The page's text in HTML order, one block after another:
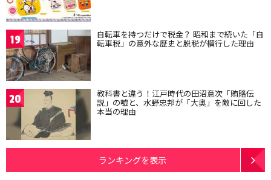
19 自転車を持つだけで税金？ 昭和まで続いた「自
転車税」の意外な歴史と脱税が横行した理由
20 教科書と違う！江戸時代の田沼意次「賄賂伝
説」の嘘と、水野忠邦が「大奥」を敵に回した
本当の理由
ランキングを表示